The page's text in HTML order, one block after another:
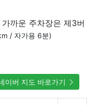
까운 주차장은 제3버
/ 자가용 6분)
이버 지도 바로가기